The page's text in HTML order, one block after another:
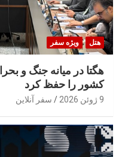
هتل ویژه سفر
هگتا در میانه جنگ و
کشور را حفظ کرد
9 ژوئن 2026 سفر آنلاین